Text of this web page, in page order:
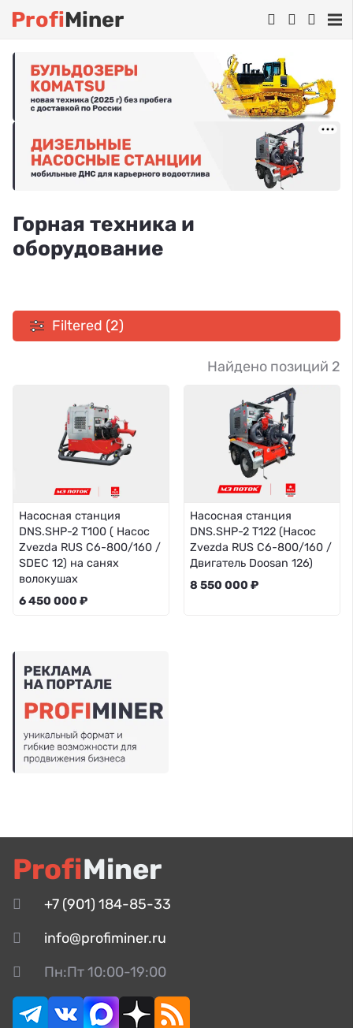
ProfiMiner
Горная техника и
оборудование
Filtered (2)
Найдено позиций 2
Насосная станция
DNS.SHP-2 T100 ( Насос
Zvezda RUS C6-800/160 /
SDEC 12) на санях
волокушах
6 450 000 ₽
Насосная станция
DNS.SHP-2 T122 (Насос
Zvezda RUS C6-800/160 /
Двигатель Doosan 126)
8 550 000 ₽
ProfiMiner
+7 (901) 184-85-33
info@profiminer.ru
Пн:Пт 10:00-19:00